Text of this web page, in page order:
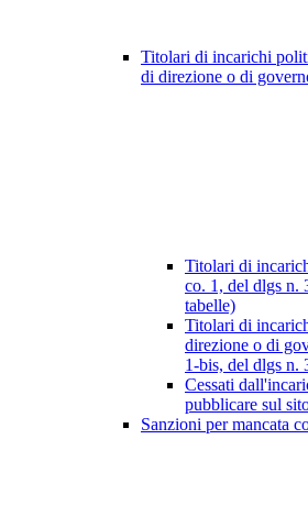
Titolari di incarichi
di direzione o di
Titolari di
co. 1, del dlgs n.
tabelle)
Titolari di
direzione o di
1-bis, del dlgs n.
Cessati
pubblicare sul
Sanzioni per mancata